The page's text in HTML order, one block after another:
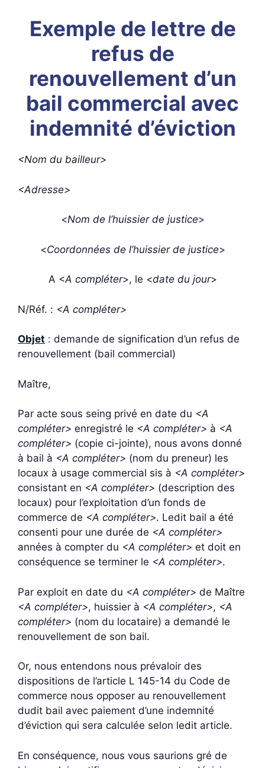
Exemple de lettre de
refus de
renouvellement d’un
bail commercial avec
indemnité d’éviction
<Nom du bailleur>
<Adresse>
<Nom de l’huissier de justice>
<Coordonnées de l’huissier de justice>
A <A compléter>, le <date du jour>
N/Réf. : <A compléter>
Objet : demande de signification d’un refus de
renouvellement (bail commercial)
Maître,
Par acte sous seing privé en date du <A
compléter> enregistré le <A compléter> à <A
compléter> (copie ci-jointe), nous avons donné
à bail à <A compléter> (nom du preneur) les
locaux à usage commercial sis à <A compléter>
consistant en <A compléter> (description des
locaux) pour l’exploitation d’un fonds de
commerce de <A compléter>. Ledit bail a été
consenti pour une durée de <A compléter>
années à compter du <A compléter> et doit en
conséquence se terminer le <A compléter>.
Par exploit en date du <A compléter> de Maître
<A compléter>, huissier à <A compléter>, <A
compléter> (nom du locataire) a demandé le
renouvellement de son bail.
Or, nous entendons nous prévaloir des
dispositions de l’article L 145-14 du Code de
commerce nous opposer au renouvellement
dudit bail avec paiement d’une indemnité
d’éviction qui sera calculée selon ledit article.
En conséquence, nous vous saurions gré de